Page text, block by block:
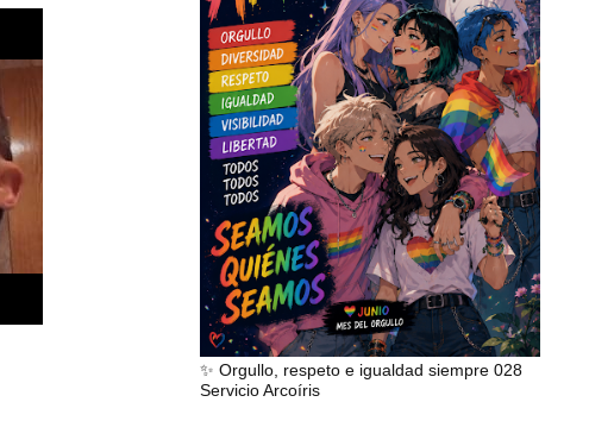
✨ Orgullo, respeto e igualdad siempre 028
Servicio Arcoíris